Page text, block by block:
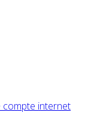
internet